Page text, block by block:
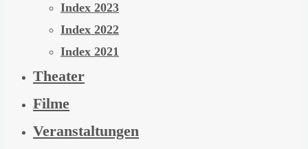
Index 2023
Index 2022
Index 2021
Theater
Filme
Veranstaltungen